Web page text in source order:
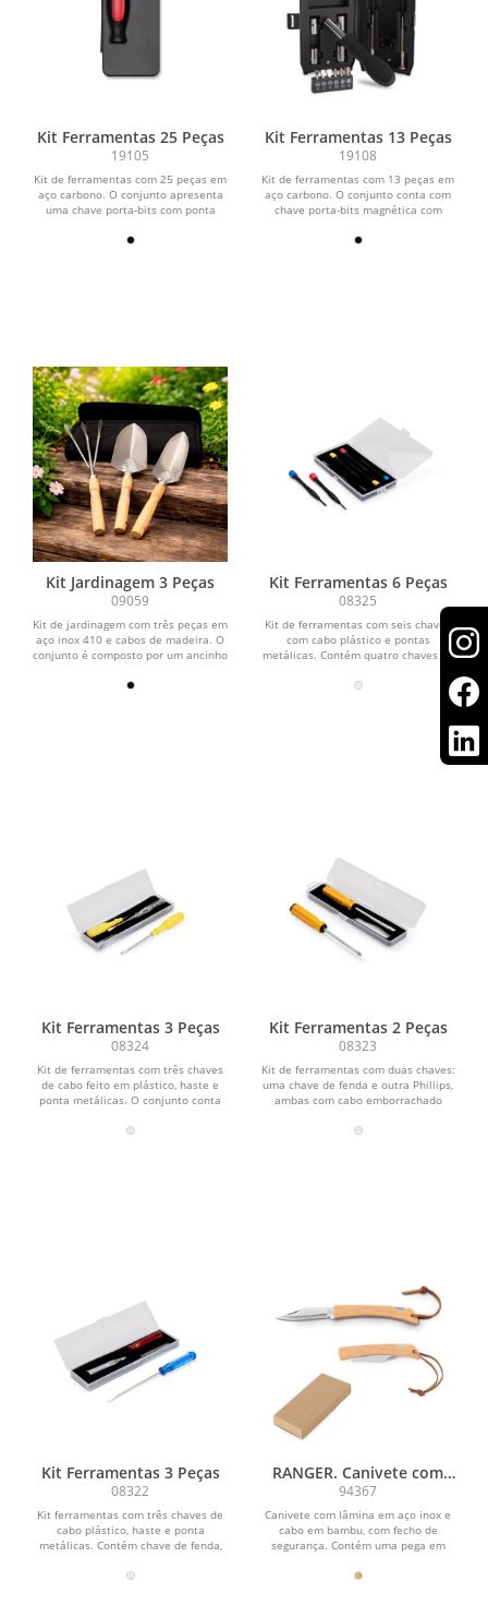
Kit Ferramentas 25 Peças
19105
Kit de ferramentas com 25 peças em
aço carbono. O conjunto apresenta
uma chave porta-bits com ponta
Kit Ferramentas 13 Peças
19108
Kit de ferramentas com 13 peças em
aço carbono. O conjunto conta com
chave porta-bits magnética com
Kit Jardinagem 3 Peças
09059
Kit de jardinagem com três peças em
aço inox 410 e cabos de madeira. O
conjunto é composto por um ancinho
Kit Ferramentas 6 Peças
08325
Kit de ferramentas com seis chaves
com cabo plástico e pontas
metálicas. Contém quatro chaves de
Kit Ferramentas 3 Peças
08324
Kit de ferramentas com três chaves
de cabo feito em plástico, haste e
ponta metálicas. O conjunto conta
Kit Ferramentas 2 Peças
08323
Kit de ferramentas com duas chaves:
uma chave de fenda e outra Phillips,
ambas com cabo emborrachado
Kit Ferramentas 3 Peças
08322
Kit ferramentas com três chaves de
cabo plástico, haste e ponta
metálicas. Contém chave de fenda,
RANGER. Canivete com
lâmina metálica em aço
inox e cabo em bambu
94367
Canivete com lâmina em aço inox e
cabo em bambu, com fecho de
segurança. Contém uma pega em